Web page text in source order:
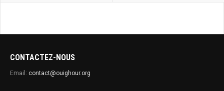
CONTACTEZ-NOUS
Email: contact@ouighour.org